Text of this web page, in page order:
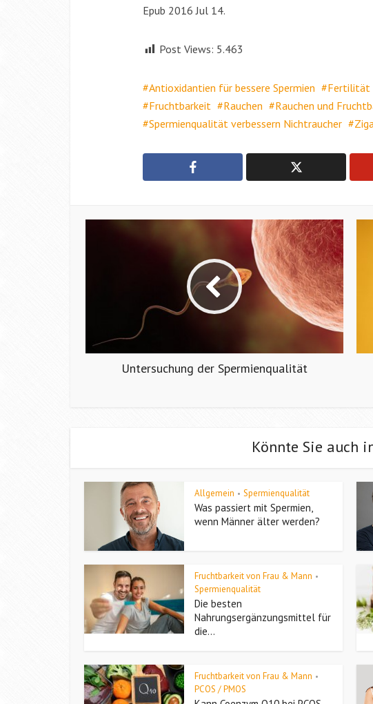
Epub 2016 Jul 14.
Post Views: 5.463
Antioxidantien für bessere Spermien Fertilität
Fruchtbarkeit
Rauchen Rauchen und
Spermienqualität verbessern Nichtraucher
Untersuchung der Spermienqualität
Könnte Sie auch
Allgemein • Spermienqualität
Was passiert mit Spermien,
wenn Männer älter werden?
Fruchtbarkeit von Frau & Mann •
Spermienqualität
Die besten
Nahrungsergänzungsmittel für
die...
Fruchtbarkeit von Frau & Mann •
PCOS / PMOS